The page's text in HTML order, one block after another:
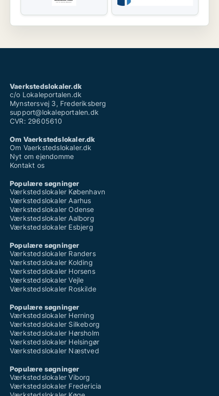
Vaerkstedslokaler.dk
c/o Lokaleportalen.dk
Mynstersvej 3, Frederiksberg
support@lokaleportalen.dk
CVR: 29605610
Om Vaerkstedslokaler.dk
Om Vaerkstedslokaler.dk
Nyt om ejendomme
Kontakt os
Populære søgninger
Værkstedslokaler København
Værkstedslokaler Aarhus
Værkstedslokaler Odense
Værkstedslokaler Aalborg
Værkstedslokaler Esbjerg
Populære søgninger
Værkstedslokaler Randers
Værkstedslokaler Kolding
Værkstedslokaler Horsens
Værkstedslokaler Vejle
Værkstedslokaler Roskilde
Populære søgninger
Værkstedslokaler Herning
Værkstedslokaler Silkeborg
Værkstedslokaler Hørsholm
Værkstedslokaler Helsingør
Værkstedslokaler Næstved
Populære søgninger
Værkstedslokaler Viborg
Værkstedslokaler Fredericia